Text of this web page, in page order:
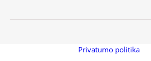
Privatumo politika